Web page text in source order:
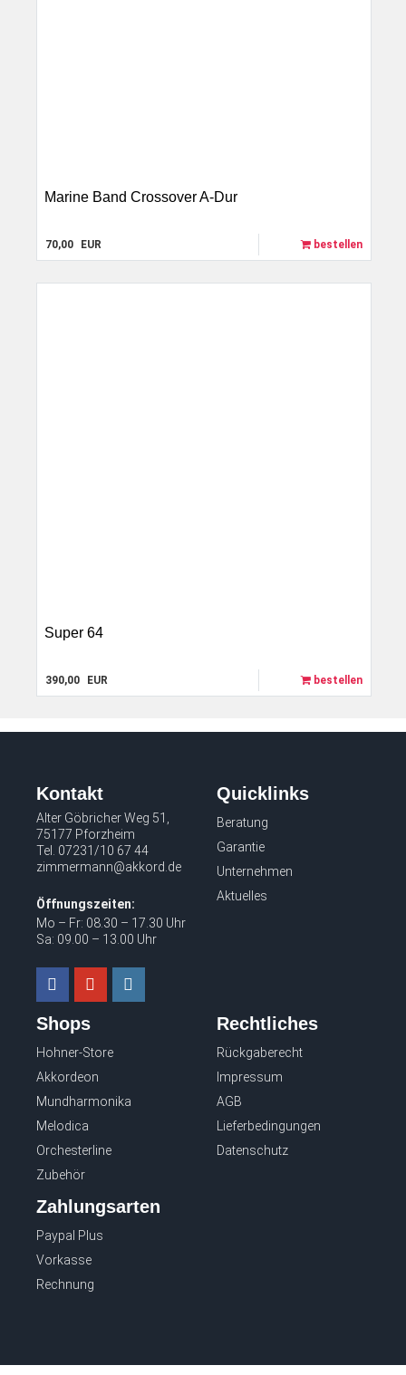
Marine Band Crossover A-Dur
70,00 EUR bestellen
Super 64
390,00 EUR bestellen
Kontakt
Alter Göbricher Weg 51,
75177 Pforzheim
Tel. 07231/10 67 44
zimmermann@akkord.de
Öffnungszeiten:
Mo – Fr: 08.30 – 17.30 Uhr
Sa: 09.00 – 13.00 Uhr
Quicklinks
Beratung
Garantie
Unternehmen
Aktuelles
Shops
Hohner-Store
Akkordeon
Mundharmonika
Melodica
Orchesterline
Zubehör
Rechtliches
Rückgaberecht
Impressum
AGB
Lieferbedingungen
Datenschutz
Zahlungsarten
Paypal Plus
Vorkasse
Rechnung